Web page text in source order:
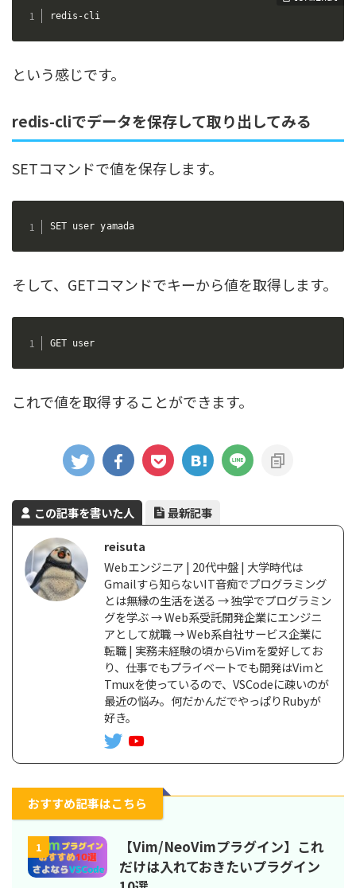
redis-cli
という感じです。
redis-cliでデータを保存して取り出してみる
SETコマンドで値を保存します。
SET user yamada
そして、GETコマンドでキーから値を取得します。
GET user
これで値を取得することができます。
この記事を書いた人
最新記事
reisuta
Webエンジニア | 20代中盤 | 大学時代は
Gmailすら知らないIT音痴でプログラミング
とは無縁の生活を送る → 独学でプログラミン
グを学ぶ → Web系受託開発企業にエンジニ
アとして就職 → Web系自社サービス企業に
転職 | 実務未経験の頃からVimを愛好してお
り、仕事でもプライベートでも開発はVimと
Tmuxを使っているので、VSCodeに疎いのが
最近の悩み。何だかんだでやっぱりRubyが
好き。
おすすめ記事はこちら
1
【Vim/NeoVimプラグイン】これ
だけは入れておきたいプラグイン